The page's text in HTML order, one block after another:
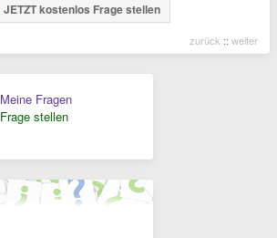
JETZT kostenlos Frage stellen
zurück :: weiter
Meine Fragen
Frage stellen